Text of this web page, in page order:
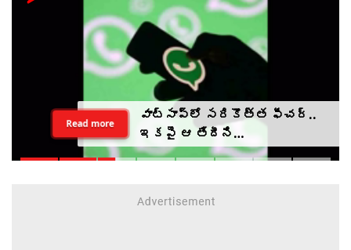
వాట్సాప్‌లో సరికొత్త ఫీచర్..
ఇకపై ఆ తేదీని
వెల్లడించాల్సిందే?
Read more